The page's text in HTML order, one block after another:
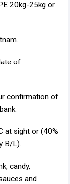
20kg-25kg or
of
confirmation of
at sight or (40%
B/L).
candy,
and